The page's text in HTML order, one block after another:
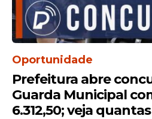
Oportunidade
Prefeitura abre
Guarda Municipal
6.312,50; veja